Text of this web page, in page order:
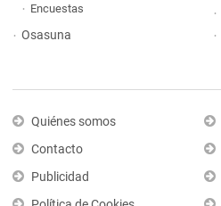
Encuestas
Osasuna
Quiénes somos
Contacto
Publicidad